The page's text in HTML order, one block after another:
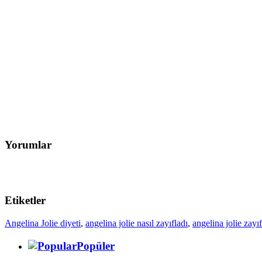
Yorumlar
Etiketler
Angelina Jolie diyeti, angelina jolie nasıl zayıfladı, angelina jolie
Popüler